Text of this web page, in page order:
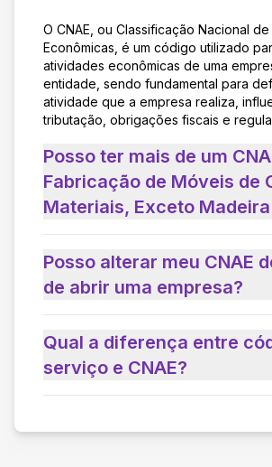
O CNAE, ou Classificação Nacional
Econômicas, é um código utilizado
atividades econômicas de uma
entidade, sendo fundamental para
atividade que a empresa realiza,
tributação, obrigações fiscais e
Posso ter mais de um
Fabricação de Móveis de
Materiais, Exceto
Posso alterar meu CNAE
de abrir uma empresa?
Qual a diferença entre
serviço e CNAE?